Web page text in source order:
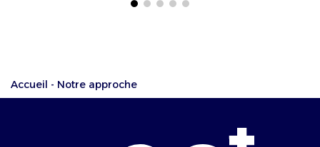
Accueil - Notre approche